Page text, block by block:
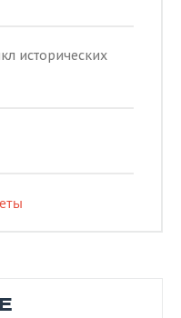
исторических